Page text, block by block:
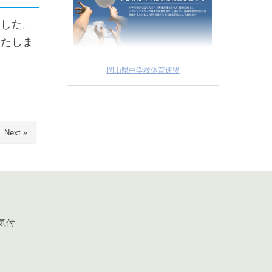
た。
しま
Next »
岡山県中学校体育連盟
付